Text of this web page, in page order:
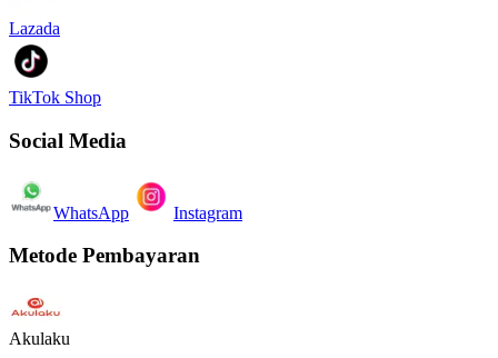
Lazada
TikTok Shop
Social Media
WhatsApp Instagram
Metode Pembayaran
Akulaku